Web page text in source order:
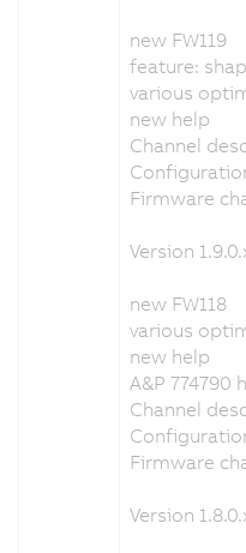
new FW119
feature:
various
new help
Channel
Firmware
Version
new FW118
various
new help
A&P
Channel
Firmware
Version